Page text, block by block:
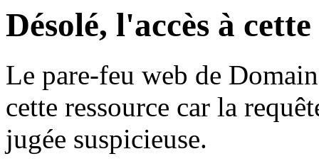
Désolé, l'accès à
Le pare-feu web de
cette ressource car la
jugée suspicieuse.